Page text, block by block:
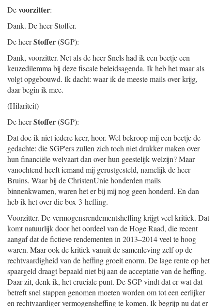
Devoorzitter:
Dank. De heer Stoffer.
De heerStoffer(SGP):
Dank, voorzitter. Net als de heer Snels had ik een beetje een
keuzedilemma bij deze fiscale beleidsagenda. Ik heb het maar als
volgt opgebouwd. Ik dacht: waar ik de meeste mails over krijg,
daar begin ik mee.
(Hilariteit)
De heerStoffer(SGP):
Dat doe ik niet iedere keer, hoor. Wel bekroop mij een beetje de
gedachte: die SGP'ers zullen zich toch niet drukker maken over
hun financiële welvaart dan over hun geestelijk welzijn? Maar
vanochtend heeft iemand mij gerustgesteld, namelijk de heer
Bruins. Waar bij de ChristenUnie honderden mails
binnenkwamen, waren het er bij mij nog geen honderd. En dan
heb ik het over die box 3-heffing.
Voorzitter. De vermogensrendementsheffing krijgt veel kritiek. Dat
komt natuurlijk door het oordeel van de Hoge Raad, die recent
aangaf dat de fictieve rendementen in 2013–2014 veel te hoog
waren. Maar ook de kritiek vanuit de samenleving zelf op de
rechtvaardigheid van de heffing groeit enorm. De lage rente op het
spaargeld draagt bepaald niet bij aan de acceptatie van de heffing.
Daar zit, denk ik, het cruciale punt. De SGP vindt dat er wat dat
betreft snel stappen genomen moeten worden om tot een eerlijker
en rechtvaardiger vermogensheffing te komen. Ik begrijp nu dat er